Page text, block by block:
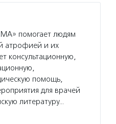
помогает людям
атрофией и их
консультационную,
помощь,
для врачей
литературу…